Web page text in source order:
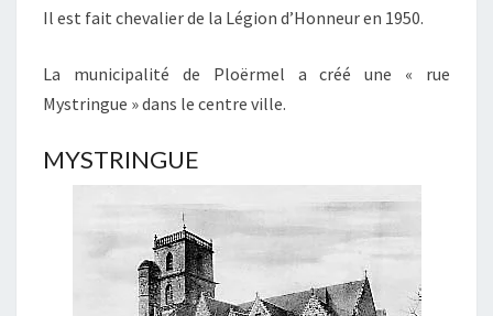
Il est fait chevalier de la Légion d’Honneur en 1950.
La municipalité de Ploërmel a créé une « rue
Mystringue » dans le centre ville.
MYSTRINGUE